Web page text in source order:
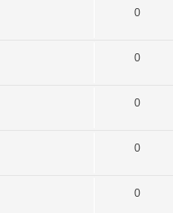
0
0
0
0
0